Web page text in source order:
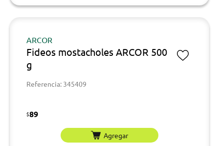
ARCOR
Fideos mostacholes ARCOR 500
g
Referencia: 345409
$89
Agregar